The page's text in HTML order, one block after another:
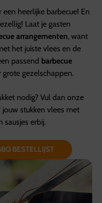
heerlijke barbecue! En
Laat je gasten
arrangementen, want
het juiste vlees en de
passend barbecue
gezelschappen.
nodig? Vul dan onze
stukken vlees met
sausjes erbij.
BESTELLIJST